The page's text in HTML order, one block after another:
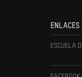
ENLACES
ESCUELA